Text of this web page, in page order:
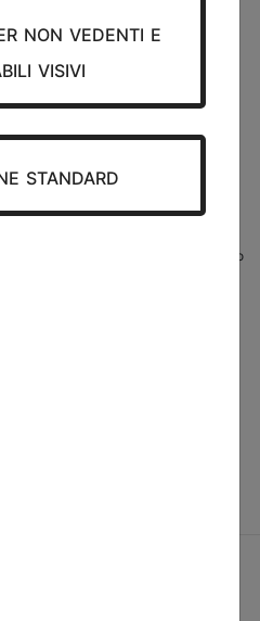
non vedenti e
visivi
standard
Bologna) nel pomeriggio.
trasmessi dall'intervento introduttivo
l'aula per tutta la giornata.
dell'approccio
come ha detto lui: 'non si
storie' in questo mestiere.
di ottimo cibo proveniente da tutti
è stato organizzato da Silvia Trolli
(CRA e CAAD Bologna) che hanno
e
Per lasciare spazio poi ad un
l'aula in gruppi.
formative. I presupposti sono